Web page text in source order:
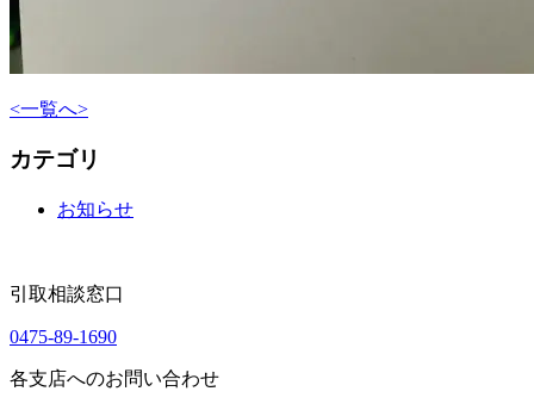
<一覧へ>
カテゴリ
お知らせ
引取相談窓口
0475-89-1690
各支店へのお問い合わせ